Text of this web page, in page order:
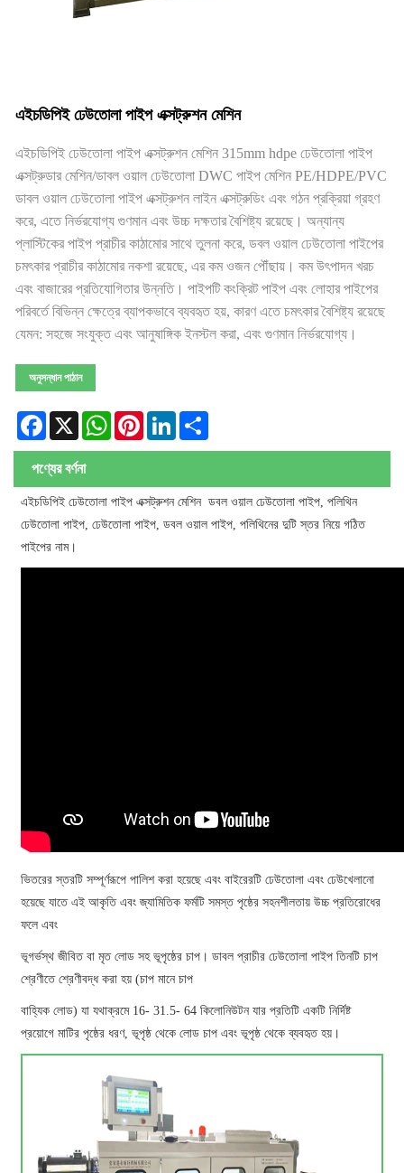
এইচডিপিই ঢেউতোলা পাইপ এক্সট্রুশন মেশিন
এইচডিপিই ঢেউতোলা পাইপ এক্সট্রুশন মেশিন 315mm hdpe ঢেউতোলা পাইপ
এক্সট্রুডার মেশিন/ডাবল ওয়াল ঢেউতোলা DWC পাইপ মেশিন PE/HDPE/PVC
ডাবল ওয়াল ঢেউতোলা পাইপ এক্সট্রুশন লাইন এক্সট্রুডিং এবং গঠন প্রক্রিয়া গ্রহণ
করে, এতে নির্ভরযোগ্য গুণমান এবং উচ্চ দক্ষতার বৈশিষ্ট্য রয়েছে। অন্যান্য
প্লাস্টিকের পাইপ প্রাচীর কাঠামোর সাথে তুলনা করে, ডবল ওয়াল ঢেউতোলা পাইপের
চমৎকার প্রাচীর কাঠামোর নকশা রয়েছে, এর কম ওজন পৌঁছায়। কম উৎপাদন খরচ
এবং বাজারের প্রতিযোগিতার উন্নতি। পাইপটি কংক্রিট পাইপ এবং লোহার পাইপের
পরিবর্তে বিভিন্ন ক্ষেত্রে ব্যাপকভাবে ব্যবহৃত হয়, কারণ এতে চমৎকার বৈশিষ্ট্য রয়েছে
যেমন: সহজে সংযুক্ত এবং আনুষাঙ্গিক ইনস্টল করা, এবং গুণমান নির্ভরযোগ্য।
অনুসন্ধান পাঠান
Facebook
X WhatsAppPinterestLinkedIn
পণ্যের বর্ণনা
এইচডিপিই ঢেউতোলা পাইপ এক্সট্রুশন মেশিন ডবল ওয়াল ঢেউতোলা পাইপ, পলিথিন
ঢেউতোলা পাইপ, ঢেউতোলা পাইপ, ডবল ওয়াল পাইপ, পলিথিনের দুটি স্তর নিয়ে গঠিত
পাইপের নাম।
ভিতরের স্তরটি সম্পূর্ণরূপে পালিশ করা হয়েছে এবং বাইরেরটি ঢেউতোলা এবং ঢেউখেলানো
হয়েছে যাতে এই আকৃতি এবং জ্যামিতিক ফর্মটি সমস্ত পৃষ্ঠের সহনশীলতায় উচ্চ প্রতিরোধের
ফলে এবং
ভূগর্ভস্থ জীবিত বা মৃত লোড সহ ভূপৃষ্ঠের চাপ। ডাবল প্রাচীর ঢেউতোলা পাইপ তিনটি চাপ
শ্রেণীতে শ্রেণীবদ্ধ করা হয় (চাপ মানে চাপ
বাহ্যিক লোড) যা যথাক্রমে 16- 31.5- 64 কিলোনিউটন যার প্রতিটি একটি নির্দিষ্ট
প্রয়োগে মাটির পৃষ্ঠের ধরণ, ভূপৃষ্ঠ থেকে লোড চাপ এবং ভূপৃষ্ঠ থেকে ব্যবহৃত হয়।